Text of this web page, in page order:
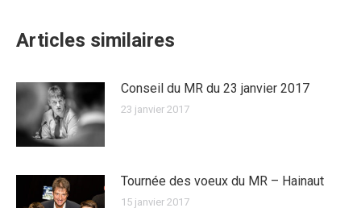
Articles similaires
Conseil du MR du 23 janvier 2017
23 janvier 2017
Tournée des voeux du MR – Hainaut
15 janvier 2017